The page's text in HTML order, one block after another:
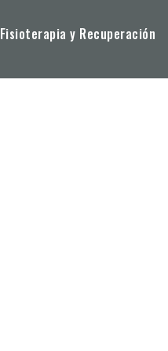
Fisioterapia y Recuperación